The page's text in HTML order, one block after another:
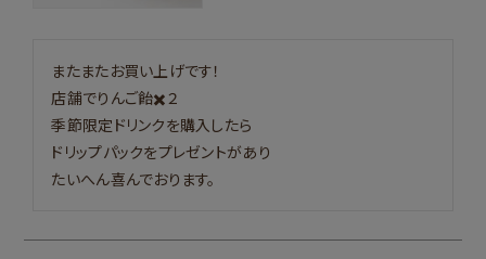
またまたお買い上げです！
店舗でりんご飴✖️２
季節限定ドリンクを購入したら
ドリップパックをプレゼントがあり
たいへん喜んでおります。